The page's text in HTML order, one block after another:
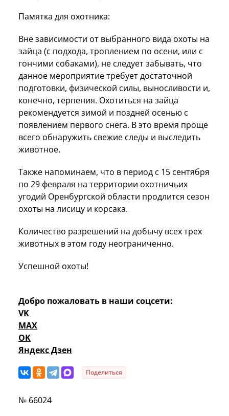
Памятка для охотника:
Вне зависимости от выбранного вида охоты на
зайца (с подхода, троплением по осени, или с
гончими собаками), не следует забывать, что
данное мероприятие требует достаточной
подготовки, физической силы, выносливости и,
конечно, терпения. Охотиться на зайца
рекомендуется зимой и поздней осенью с
появлением первого снега. В это время проще
всего обнаружить свежие следы и выследить
животное.
Также напоминаем, что в период с 15 сентября
по 29 февраля на территории охотничьих
угодий Оренбургской области продлится сезон
охоты на лисицу и корсака.
Количество разрешений на добычу всех трех
животных в этом году неограниченно.
Успешной охоты!
Добро пожаловать в наши соцсети:
VK
MAX
OK
Яндекс Дзен
Поделиться
№ 66024